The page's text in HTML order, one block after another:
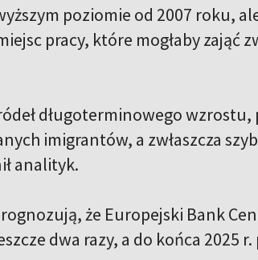
poziomie od 2007 roku,
pracy, które mogłaby zająć
długoterminowego
imigrantów, a zwłaszcza
analityk.
że Europejski Bank
dwa razy, a do końca 2025